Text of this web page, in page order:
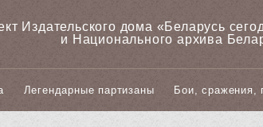
Издательского дома «‎Беларусь
и Национального архива
Легендарные партизаны Бои, сражения,